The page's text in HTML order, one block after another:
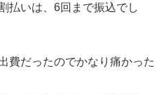
払いは、6回まで振込でし
費だったのでかなり痛かった